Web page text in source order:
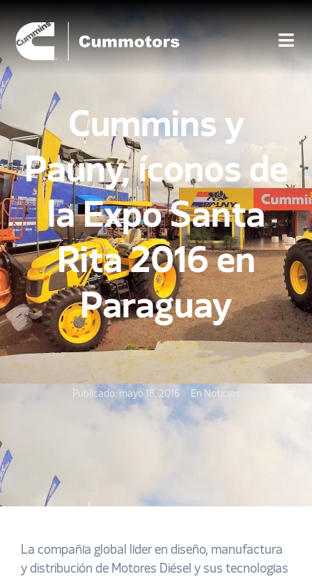
Cummins y
Pauny, íconos de
la Expo Santa
Rita 2016 en
Paraguay
Publicado: mayo 18, 2016 En Noticias
La compañía global líder en diseño, manufactura
y distribución de Motores Diésel y sus tecnologías